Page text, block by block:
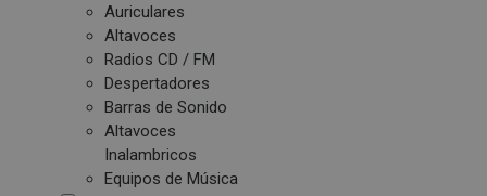
Auriculares
Altavoces
Radios CD / FM
Despertadores
Barras de Sonido
Altavoces
Inalambricos
Equipos de Música